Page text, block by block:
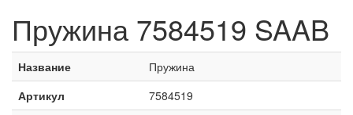
Пружина 7584519 SAAB
Название
Пружина
Артикул
7584519